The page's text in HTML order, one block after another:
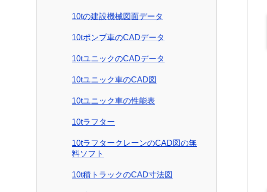
10tの建設機械図面データ
10tポンプ車のCADデータ
10tユニックのCADデータ
10tユニック車のCAD図
10tユニック車の性能表
10tラフター
10tラフタークレーンのCAD図の無
料ソフト
10t積トラックのCAD寸法図